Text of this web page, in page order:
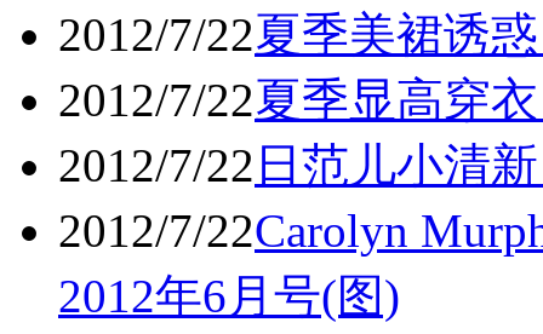
2012/7/22夏季美裙诱
2012/7/22夏季显高穿
2012/7/22 日范儿小清
2012/7/22Carolyn
2012年6月号(图)